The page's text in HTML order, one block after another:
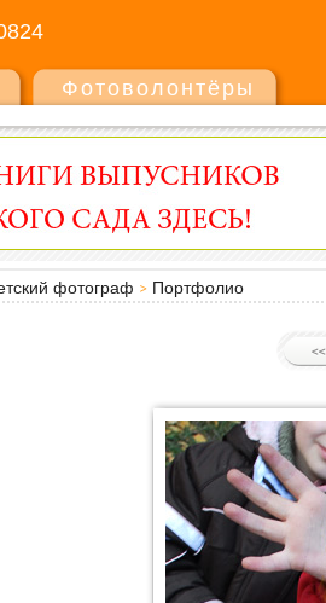
Фотоволонтёры
фотограф
Портфолио